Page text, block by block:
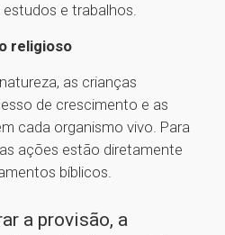
e trabalhos.
religioso
as crianças
de crescimento e as
cada organismo vivo. Para
ações estão diretamente
bíblicos.
a provisão, a